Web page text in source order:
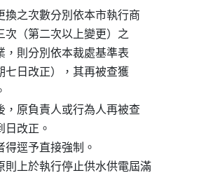
換之次數分別依本市執行商
次（第二次以上變更）之
，則分別依本裁處基準表
七日改正），其再被查獲
，原負責人或行為人再被查
日改正。
得逕予直接強制。
上於執行停止供水供電屆滿